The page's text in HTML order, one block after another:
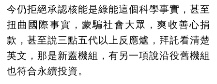
今仍拒絕承認核能是綠能這個科學事實，甚至
扭曲國際事實，蒙騙社會大眾，爽收善心捐
款，甚至說三點五代以上反應爐，拜託看清楚
英文，那是新蓋機組，有另一項說沿役舊機組
也符合永續投資。